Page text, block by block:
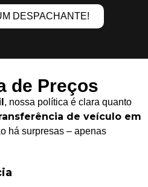
DESPACHANTE!
de Preços
, nossa política é clara quanto
de veículo em
há surpresas – apenas